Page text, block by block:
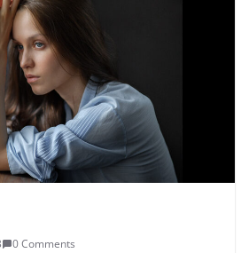
0 Comments